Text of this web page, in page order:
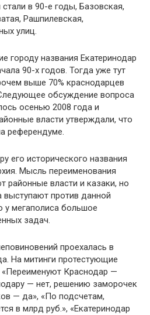
в 90-е годы, Базовская,
Рашпилевская,
улиц.
городу названия Екатеринодар
90-х годов. Тогда уже тут
выше 70% краснодарцев
обсуждение вопроса
осенью 2008 года и
власти утверждали, что
референдуме.
его исторического названия
Мысль переименования
районные власти и казаки, но
выступают против данной
у мегаполиса большое
задач.
проехалась в
На митинги протестующие
Краснодар —
— нет, решению заморочек
— да», «По подсчетам,
в млрд руб.», «Екатеринодар